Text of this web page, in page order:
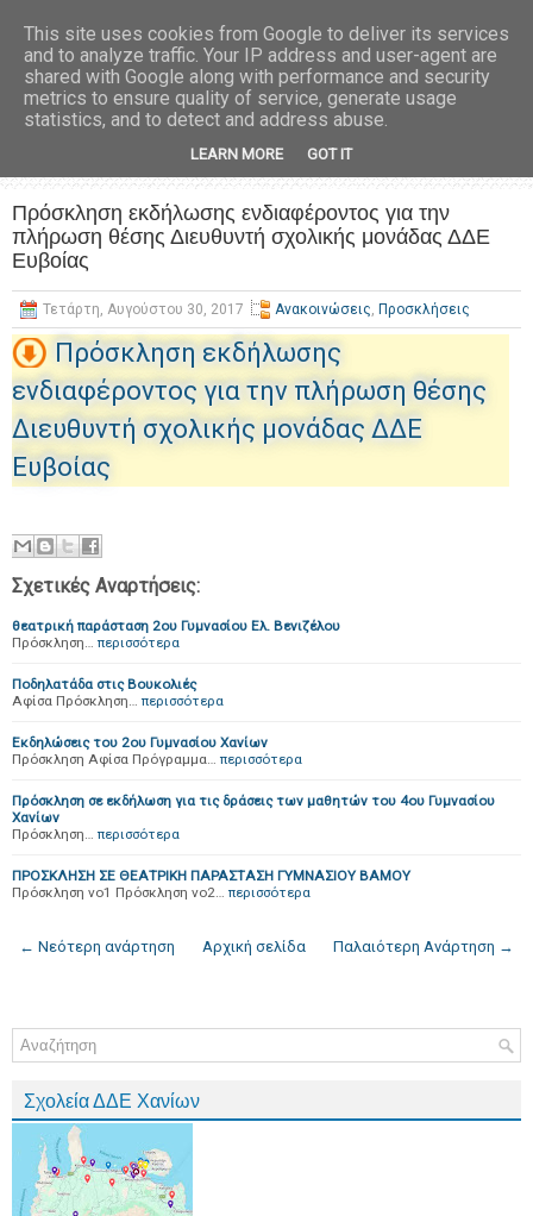
Πρόσκληση εκδήλωσης ενδιαφέροντος για την
πλήρωση θέσης Διευθυντή σχολικής μονάδας ΔΔΕ
Ευβοίας
Τετάρτη, Αυγούστου 30, 2017 Ανακοινώσεις, Προσκλήσεις
Πρόσκληση εκδήλωσης
ενδιαφέροντος για την πλήρωση θέσης
Διευθυντή σχολικής μονάδας ΔΔΕ
Ευβοίας
Σχετικές Αναρτήσεις:
θεατρική παράσταση 2ου Γυμνασίου Ελ. Βενιζέλου
Πρόσκληση… περισσότερα
Ποδηλατάδα στις Βουκολιές
Αφίσα Πρόσκληση… περισσότερα
Εκδηλώσεις του 2ου Γυμνασίου Χανίων
Πρόσκληση Αφίσα Πρόγραμμα… περισσότερα
Πρόσκληση σε εκδήλωση για τις δράσεις των μαθητών του 4ου Γυμνασίου
Χανίων
Πρόσκληση… περισσότερα
ΠΡΟΣΚΛΗΣΗ ΣΕ ΘΕΑΤΡΙΚΗ ΠΑΡΑΣΤΑΣΗ ΓΥΜΝΑΣΙΟΥ ΒΑΜΟΥ
Πρόσκληση νο1 Πρόσκληση νο2… περισσότερα
← Νεότερη ανάρτηση Παλαιότερη Ανάρτηση →
Αρχική σελίδα
Σχολεία ΔΔΕ Χανίων
This site uses cookies from Google to deliver its services
and to analyze traffic. Your IP address and user-agent are
shared with Google along with performance and security
metrics to ensure quality of service, generate usage
statistics, and to detect and address abuse.
LEARN MORE GOT IT